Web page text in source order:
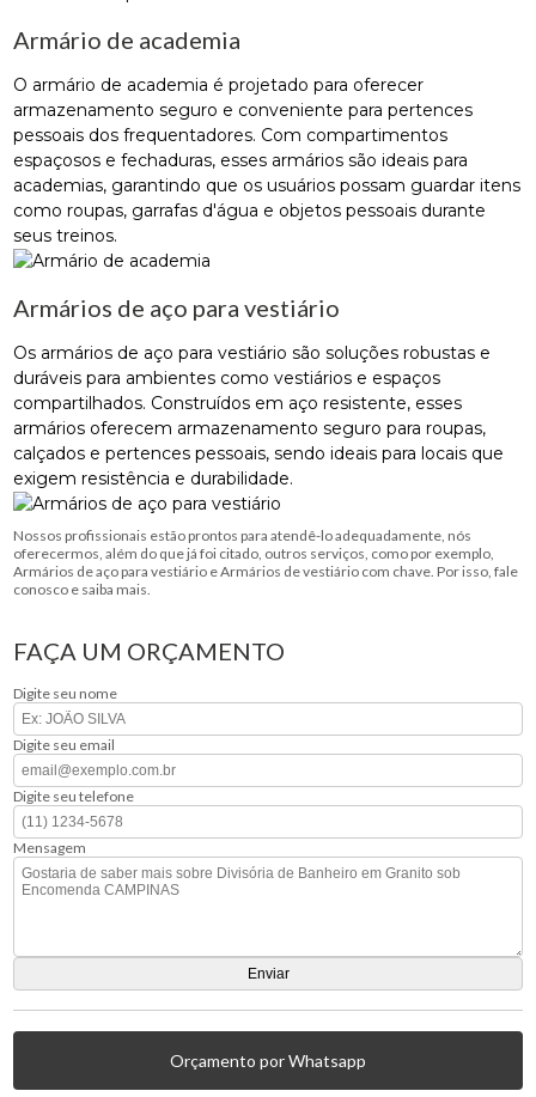
Armário de academia
O armário de academia é projetado para oferecer
armazenamento seguro e conveniente para pertences
pessoais dos frequentadores. Com compartimentos
espaçosos e fechaduras, esses armários são ideais para
academias, garantindo que os usuários possam guardar itens
como roupas, garrafas d'água e objetos pessoais durante
seus treinos.
Armários de aço para vestiário
Os armários de aço para vestiário são soluções robustas e
duráveis para ambientes como vestiários e espaços
compartilhados. Construídos em aço resistente, esses
armários oferecem armazenamento seguro para roupas,
calçados e pertences pessoais, sendo ideais para locais que
exigem resistência e durabilidade.
Nossos profissionais estão prontos para atendê-lo adequadamente, nós
oferecermos, além do que já foi citado, outros serviços, como por exemplo,
Armários de aço para vestiário e Armários de vestiário com chave. Por isso, fale
conosco e saiba mais.
FAÇA UM ORÇAMENTO
Digite seu nome
Digite seu email
Digite seu telefone
Mensagem
Orçamento por Whatsapp